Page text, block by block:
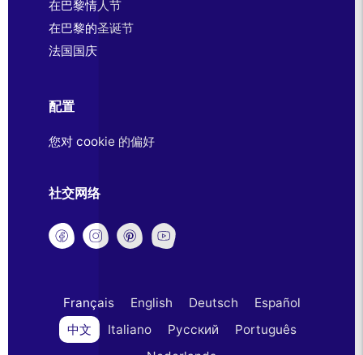
在巴黎情人节
在巴黎的圣诞节
法国国庆
配置
您对 cookie 的偏好
社交网络
Français English Deutsch
Español
中文
Italiano Русский
Português